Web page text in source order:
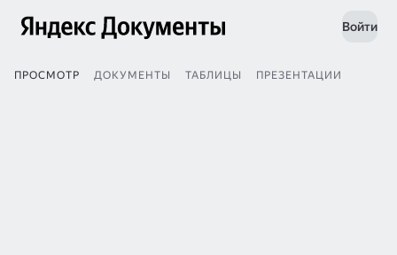
Войти
ПРОСМОТР ДОКУМЕНТЫ ТАБЛИЦЫ ПРЕЗЕНТАЦИИ